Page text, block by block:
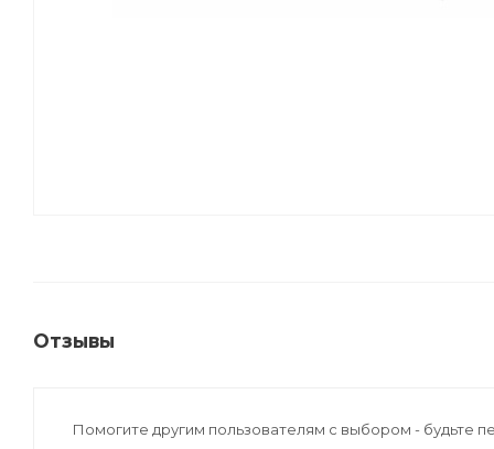
Отзывы
Помогите другим пользователям с выбором - будьте